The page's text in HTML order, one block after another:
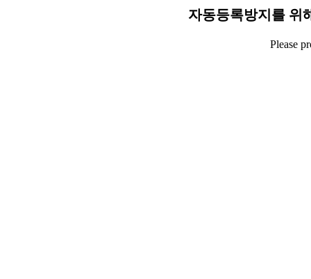
자동등록방지를 위
Please